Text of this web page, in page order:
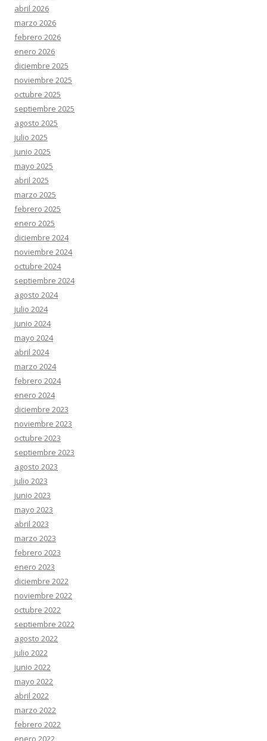
abril 2026
marzo 2026
febrero 2026
enero 2026
diciembre 2025
noviembre 2025
octubre 2025
septiembre 2025
agosto 2025
julio 2025
junio 2025
mayo 2025
abril 2025
marzo 2025
febrero 2025
enero 2025
diciembre 2024
noviembre 2024
octubre 2024
septiembre 2024
agosto 2024
julio 2024
junio 2024
mayo 2024
abril 2024
marzo 2024
febrero 2024
enero 2024
diciembre 2023
noviembre 2023
octubre 2023
septiembre 2023
agosto 2023
julio 2023
junio 2023
mayo 2023
abril 2023
marzo 2023
febrero 2023
enero 2023
diciembre 2022
noviembre 2022
octubre 2022
septiembre 2022
agosto 2022
julio 2022
junio 2022
mayo 2022
abril 2022
marzo 2022
febrero 2022
enero 2022